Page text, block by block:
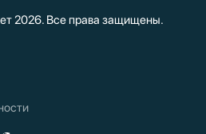
2026. Все права защищены.